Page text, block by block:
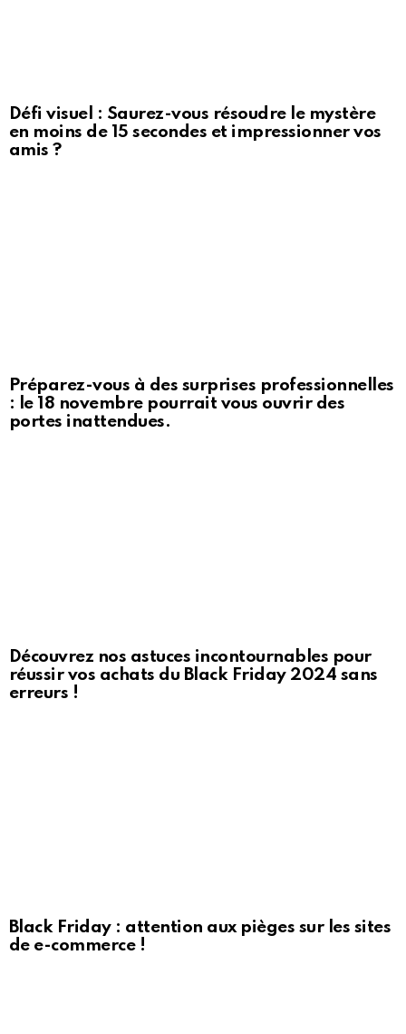
Défi visuel : Saurez-vous résoudre le mystère
en moins de 15 secondes et impressionner vos
amis ?
Préparez-vous à des surprises professionnelles
: le 18 novembre pourrait vous ouvrir des
portes inattendues.
Découvrez nos astuces incontournables pour
réussir vos achats du Black Friday 2024 sans
erreurs !
Black Friday : attention aux pièges sur les sites
de e-commerce !